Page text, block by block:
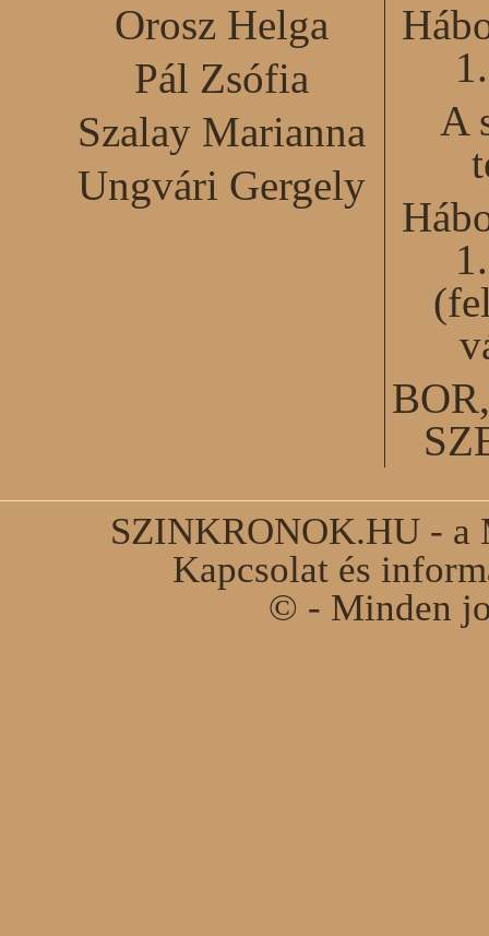
Orosz Helga
Pál Zsófia
Szalay Marianna
Ungvári Gergely
A
SZINKRONOK.HU - a
Kapcsolat és
© - Minden